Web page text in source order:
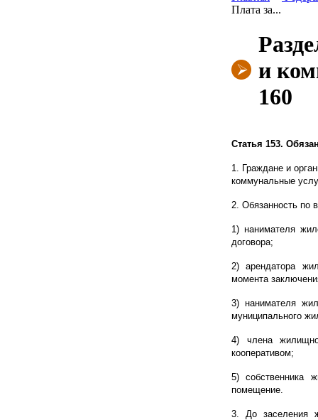
Плата за...
и
160
Статья 153.
1. Граждане и
коммунальные
2. Обязанность по
1) нанимателя
договора;
2) арендатора
момента
3) нанимателя
муниципального
4) члена
кооперативом;
5) собственника
помещение.
3. До заселения